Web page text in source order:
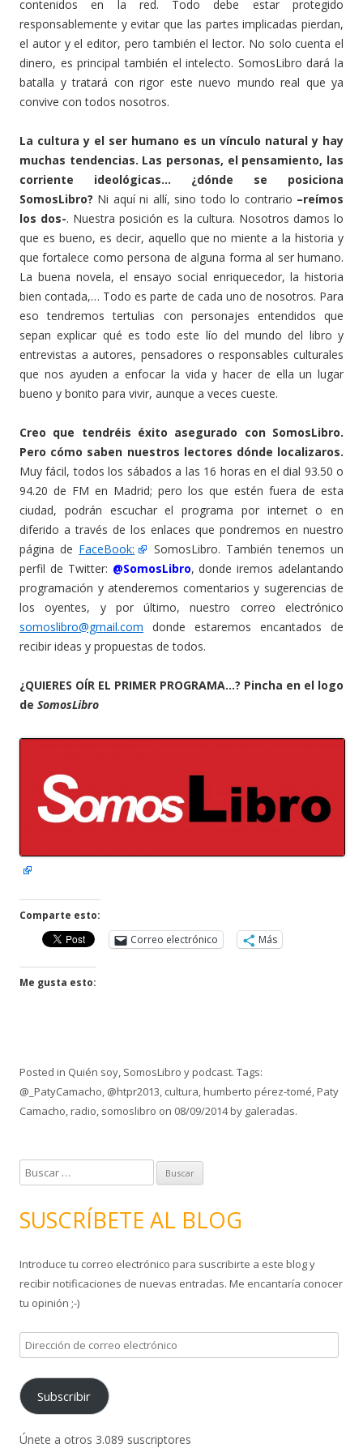
contenidos en la red. Todo debe estar protegido
responsablemente y evitar que las partes implicadas pierdan,
el autor y el editor, pero también el lector. No solo cuenta el
dinero, es principal también el intelecto. SomosLibro dará la
batalla y tratará con rigor este nuevo mundo real que ya
convive con todos nosotros.
La cultura y el ser humano es un vínculo natural y hay
muchas tendencias. Las personas, el pensamiento, las
corriente ideológicas… ¿dónde se posiciona
SomosLibro? Ni aquí ni allí, sino todo lo contrario –reímos
los dos-. Nuestra posición es la cultura. Nosotros damos lo
que es bueno, es decir, aquello que no miente a la historia y
que fortalece como persona de alguna forma al ser humano.
La buena novela, el ensayo social enriquecedor, la historia
bien contada,… Todo es parte de cada uno de nosotros. Para
eso tendremos tertulias con personajes entendidos que
sepan explicar qué es todo este lío del mundo del libro y
entrevistas a autores, pensadores o responsables culturales
que nos ayuden a enfocar la vida y hacer de ella un lugar
bueno y bonito para vivir, aunque a veces cueste.
Creo que tendréis éxito asegurado con SomosLibro.
Pero cómo saben nuestros lectores dónde localizaros.
Muy fácil, todos los sábados a las 16 horas en el dial 93.50 o
94.20 de FM en Madrid; pero los que estén fuera de esta
ciudad, podrán escuchar el programa por internet o en
diferido a través de los enlaces que pondremos en nuestro
página de FaceBook:
SomosLibro. También tenemos un
perfil de Twitter: @SomosLibro, donde iremos adelantando
programación y atenderemos comentarios y sugerencias de
los oyentes, y por último, nuestro correo electrónico
somoslibro@gmail.com donde estaremos encantados de
recibir ideas y propuestas de todos.
¿QUIERES OÍR EL PRIMER PROGRAMA...? Pincha en el logo
de SomosLibro
Comparte esto:
Correo electrónico
Más
Me gusta esto:
Posted in Quién soy, SomosLibro y podcast. Tags:
@_PatyCamacho, @htpr2013, cultura,humberto pérez-tomé,Paty
Camacho,radio, somoslibro on 08/09/2014by galeradas.
u
c
r
:
SUSCRÍBETE AL BLOG
Introduce tu correo electrónico para suscribirte a este blog y
recibir notificaciones de nuevas entradas. Me encantaría conocer
tu opinión ;-)
i
e
c
Subscribir
Únete a otros 3.089 suscriptores